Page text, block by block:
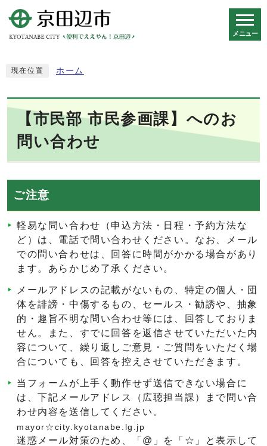
メニュー
現在位置 ホーム
【市民部 市民参画課】へのお
問い合わせ
ご注意
軽易な問い合わせ（申込方法・日程・予約方法な
ど）は、電話で問い合わせください。なお、メール
での問い合わせは、回答に時間がかかる場合があり
ます。あらかじめ了承ください。
メールアドレスの記載がないもの、特定の個人・団
体を誹謗・中傷するもの、セールス・勧誘や、抽象
的・趣旨不明な問い合わせ等には、回答しておりま
せん。また、すでに回答を返信させていただいた内
容について、繰り返しご意見・ご質問をいただく場
合についても、回答を控えさせていただきます。
当フォームが上手く動作せず送信できない場合に
は、下記メールアドレス（広聴担当課）まで問い合
わせ内容を送信してください。
mayor☆city.kyotanabe.lg.jp
迷惑メール対策のため、「@」を「☆」と表示して